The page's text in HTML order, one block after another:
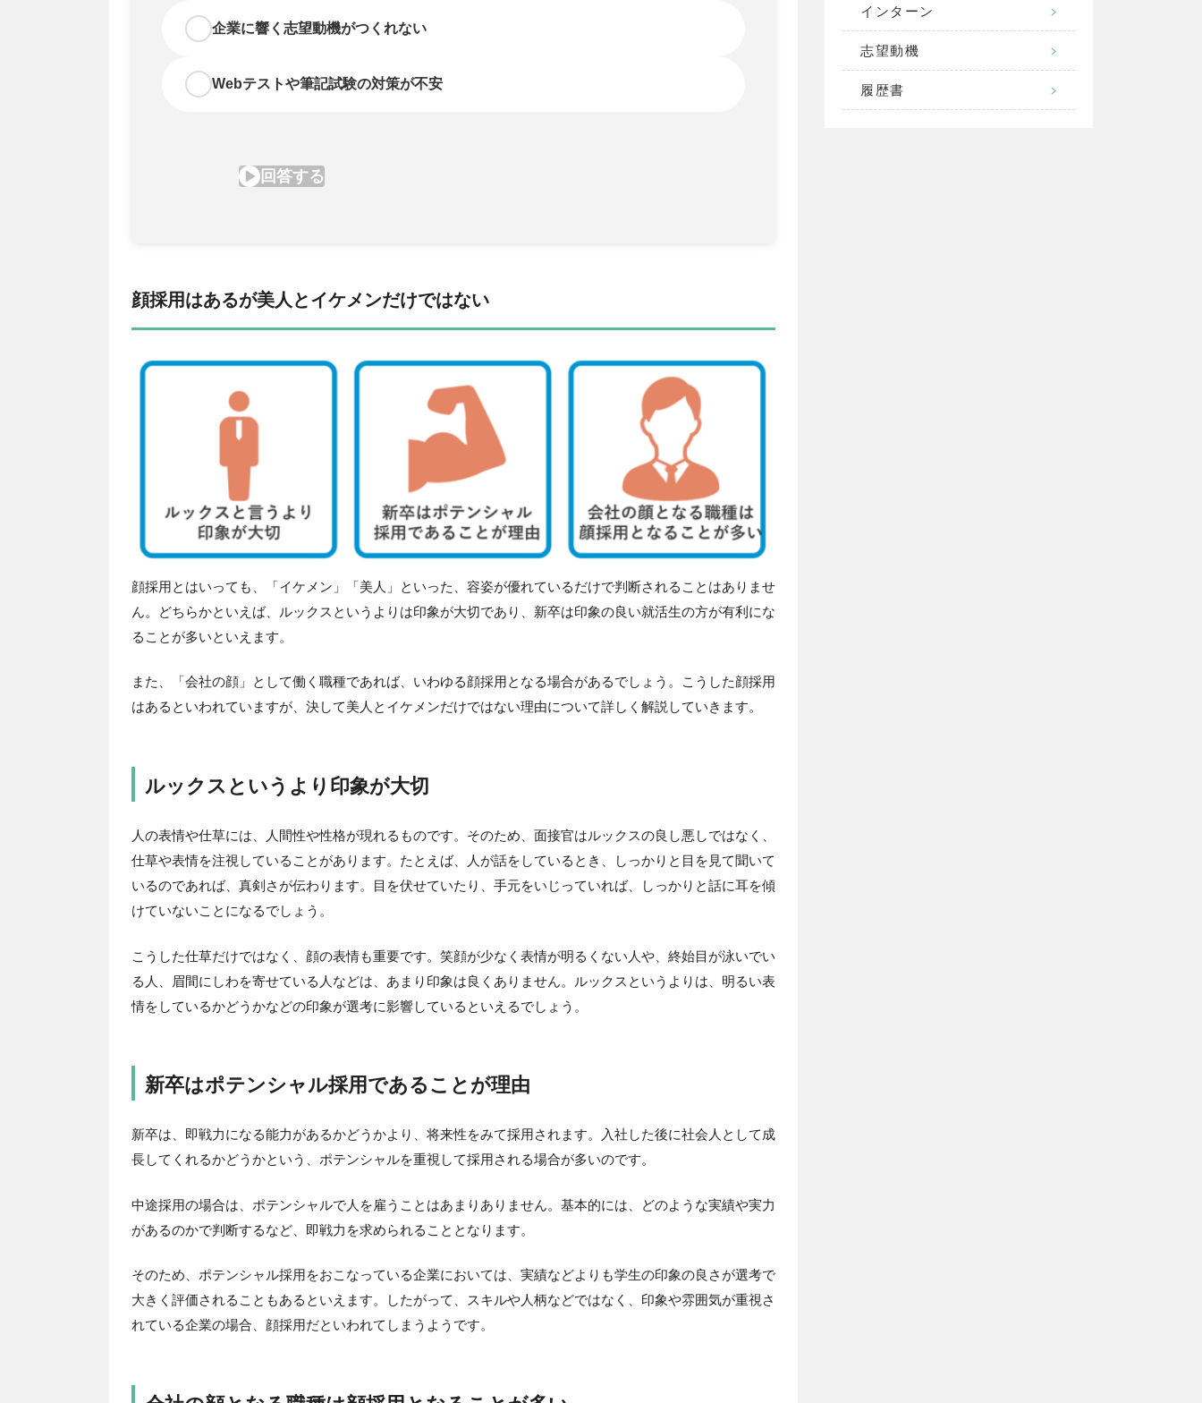
顔採用はあるが美人とイケメンだけではない
顔採用とはいっても、「イケメン」「美人」といった、容姿が優れているだけで判断されることはありませ
ん。どちらかといえば、ルックスというよりは印象が大切であり、新卒は印象の良い就活生の方が有利にな
ることが多いといえます。
また、「会社の顔」として働く職種であれば、いわゆる顔採用となる場合があるでしょう。こうした顔採用
はあるといわれていますが、決して美人とイケメンだけではない理由について詳しく解説していきます。
ルックスというより印象が大切
人の表情や仕草には、人間性や性格が現れるものです。そのため、面接官はルックスの良し悪しではなく、
仕草や表情を注視していることがあります。たとえば、人が話をしているとき、しっかりと目を見て聞いて
いるのであれば、真剣さが伝わります。目を伏せていたり、手元をいじっていれば、しっかりと話に耳を傾
けていないことになるでしょう。
こうした仕草だけではなく、顔の表情も重要です。笑顔が少なく表情が明るくない人や、終始目が泳いでい
る人、眉間にしわを寄せている人などは、あまり印象は良くありません。ルックスというよりは、明るい表
情をしているかどうかなどの印象が選考に影響しているといえるでしょう。
新卒はポテンシャル採用であることが理由
新卒は、即戦力になる能力があるかどうかより、将来性をみて採用されます。入社した後に社会人として成
長してくれるかどうかという、ポテンシャルを重視して採用される場合が多いのです。
中途採用の場合は、ポテンシャルで人を雇うことはあまりありません。基本的には、どのような実績や実力
があるのかで判断するなど、即戦力を求められることとなります。
そのため、ポテンシャル採用をおこなっている企業においては、実績などよりも学生の印象の良さが選考で
大きく評価されることもあるといえます。したがって、スキルや人柄などではなく、印象や雰囲気が重視さ
れている企業の場合、顔採用だといわれてしまうようです。
インターン
志望動機
履歴書